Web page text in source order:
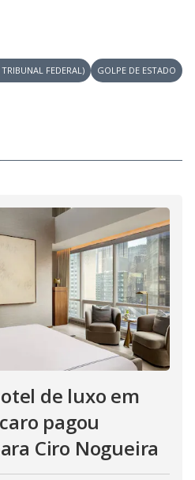
FEDERAL)
GOLPE DE ESTADO
de luxo em
pagou
Ciro Nogueira